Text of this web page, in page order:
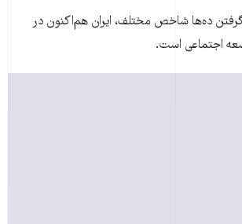
گرفتن ده‌ها شاخص مختلف، ایران هم‌اکنون در